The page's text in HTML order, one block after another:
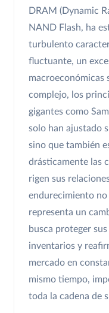
DRAM (Dynamic
NAND Flash, ha
turbulento
fluctuante, un
macroeconómicas
complejo, los
gigantes como
solo han ajustado
sino que también
drásticamente las
rigen sus
endurecimiento no
representa un
busca proteger
inventarios y
mercado en
mismo tiempo,
toda la cadena de